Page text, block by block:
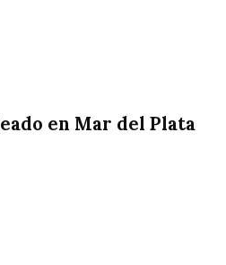
en Mar del Plata